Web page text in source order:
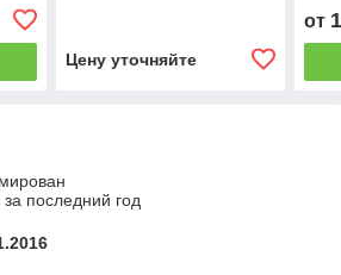
Цену уточняйте
от
последний год